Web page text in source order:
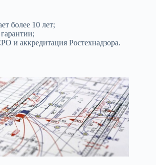
более 10 лет;
и аккредитация Ростехнадзора.